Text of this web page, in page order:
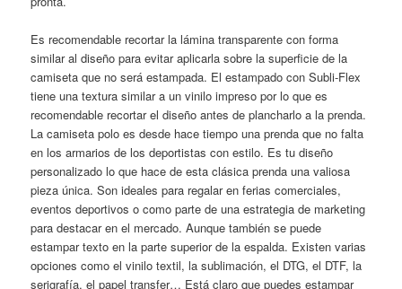
Es recomendable recortar la lámina transparente con forma
similar al diseño para evitar aplicarla sobre la superficie de la
camiseta que no será estampada. El estampado con Subli-Flex
tiene una textura similar a un vinilo impreso por lo que es
recomendable recortar el diseño antes de plancharlo a la prenda.
La camiseta polo es desde hace tiempo una prenda que no falta
en los armarios de los deportistas con estilo. Es tu diseño
personalizado lo que hace de esta clásica prenda una valiosa
pieza única. Son ideales para regalar en ferias comerciales,
eventos deportivos o como parte de una estrategia de marketing
para destacar en el mercado. Aunque también se puede
estampar texto en la parte superior de la espalda. Existen varias
opciones como el vinilo textil, la sublimación, el DTG, el DTF, la
serigrafía, el papel transfer… Está claro que puedes estampar